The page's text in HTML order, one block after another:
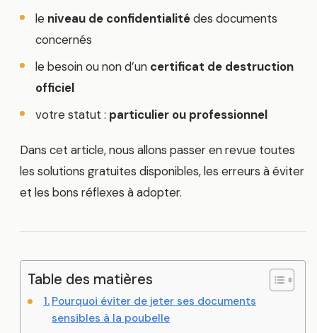
le niveau de confidentialitédes documents
concernés
le besoin ou non d’un certificat de destruction
officiel
votre statut : particulier ou professionnel
Dans cet article, nous allons passer en revue toutes
les solutions gratuites disponibles, les erreurs à éviter
et les bons réflexes à adopter.
Table des matières
Pourquoi éviter de jeter ses documents
sensibles à la poubelle